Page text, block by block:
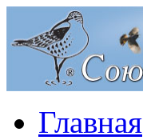
Главная